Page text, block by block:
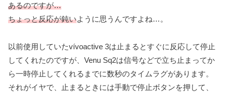
あるのですが…
ちょっと反応が鈍いように思うんですよね…。
以前使用していたvívoactive 3は止まるとすぐに反応して停止
してくれたのですが、Venu Sq2は信号などで立ち止まってか
ら一時停止してくれるまでに数秒のタイムラグがあります。
それがイヤで、止まるときには手動で停止ボタンを押して、